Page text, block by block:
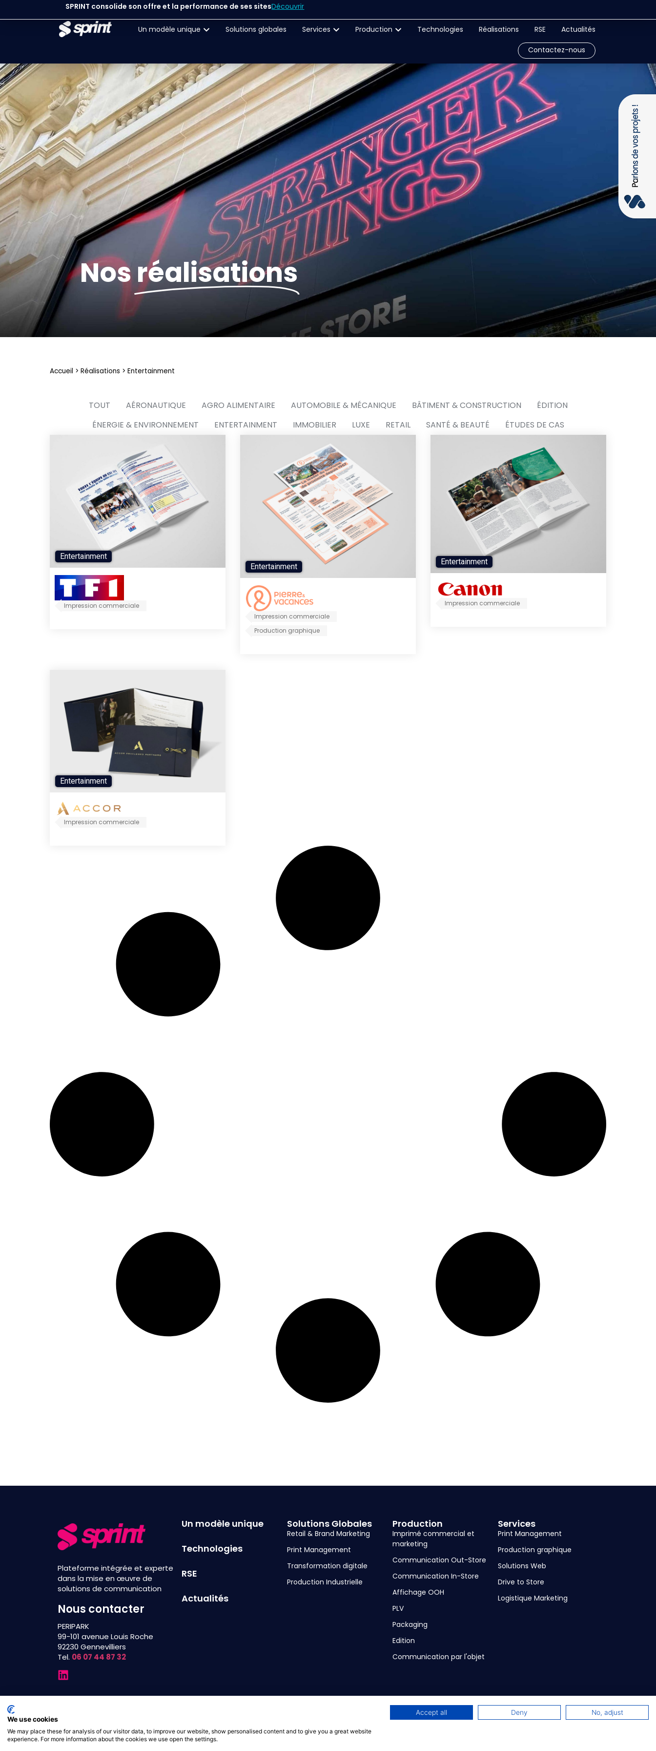
SPRINT consolide son offre et la performance de ses sitesDécouvrir
Un modèle unique Solutions globales Services Production Technologies Réalisations RSE Actualités
Contactez-nous
Nosréalisations
Accueil > Réalisations > Entertainment
TOUT AÉRONAUTIQUE AGRO ALIMENTAIRE AUTOMOBILE & MÉCANIQUE BÂTIMENT & CONSTRUCTION
ÉDITION
ÉNERGIE & ENVIRONNEMENT
ENTERTAINMENT IMMOBILIER LUXE RETAIL SANTÉ & BEAUTÉ ÉTUDES DE CAS
Entertainment
Impression commerciale
Entertainment
Impression commerciale
Production graphique
Entertainment
Impression commerciale
Entertainment
Impression commerciale
Plateforme intégrée et experte
dans la mise en œuvre de
solutions de communication
Nous contacter
PERIPARK
99-101 avenue Louis Roche
92230 Gennevilliers
Tel. 06 07 44 87 32
Un modèle unique
Technologies
RSE
Actualités
Solutions Globales
Retail & Brand Marketing
Print Management
Transformation digitale
Production Industrielle
Production
Imprimé commercial et
marketing
Communication Out-Store
Communication In-Store
Affichage OOH
PLV
Packaging
Edition
Communication par l'objet
Services
Print Management
Production graphique
Solutions Web
Drive to Store
Logistique Marketing
We use cookies
We may place these for analysis of our visitor data, to improve our website, show personalised content and to give you a great website
experience. For more information about the cookies we use open the settings.
Accept all Deny No, adjust